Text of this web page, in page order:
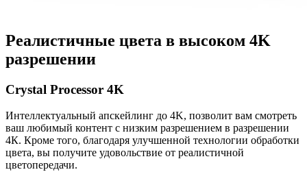
Реалистичные цвета в высоком 4K
разрешении
Crystal Processor 4K
Интеллектуальный апскейлинг до 4K, позволит вам смотреть
ваш любимый контент с низким разрешением в разрешении
4К. Кроме того, благодаря улучшенной технологии обработки
цвета, вы получите удовольствие от реалистичной
цветопередачи.